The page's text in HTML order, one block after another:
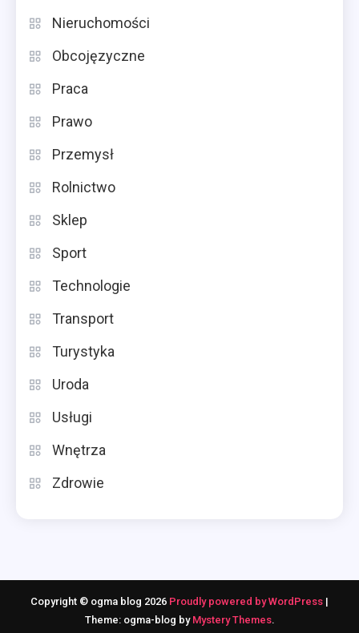
Nieruchomości
Obcojęzyczne
Praca
Prawo
Przemysł
Rolnictwo
Sklep
Sport
Technologie
Transport
Turystyka
Uroda
Usługi
Wnętrza
Zdrowie
Copyright © ogma blog 2026 Proudly powered by WordPress |
Theme: ogma-blog by Mystery Themes.